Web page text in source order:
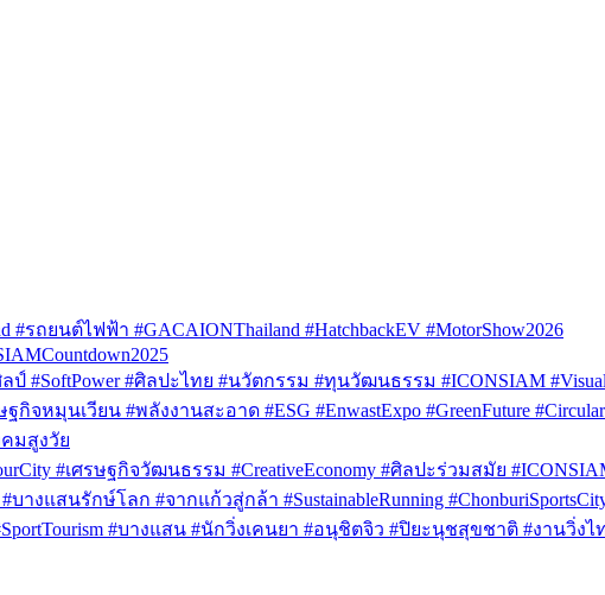
#รถยนต์ไฟฟ้า #GACAIONThailand #HatchbackEV #MotorShow2026
#SoftPower #ศิลปะไทย #นวัตกรรม #ทุนวัฒนธรรม #ICONSIAM
จหมุนเวียน #พลังงานสะอาด #ESG #EnwastExpo #GreenFuture
คมสูงวัย
#เศรษฐกิจวัฒนธรรม #CreativeEconomy #ศิลปะร่วมสมัย
บางแสนรักษ์โลก #จากแก้วสู่กล้า #SustainableRunning
#บางแสน #นักวิ่งเคนยา #อนุชิตจิว #ปิยะนุชสุขชาติ #งานวิ่ง